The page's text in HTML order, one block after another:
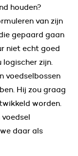
houden?
van zijn
gepaard gaan
niet echt goed
zijn.
voedselbossen
Hij zou graag
worden.
daar als